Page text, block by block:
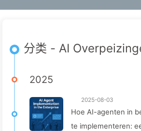
分类 - AI
2025
2025-08-03
Hoe AI-agenten in
te implementeren: